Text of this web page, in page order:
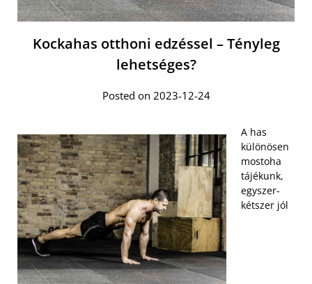
Kockahas otthoni edzéssel – Tényleg
lehetséges?
Posted on 2023-12-24
A has
különösen
mostoha
tájékunk,
egyszer-
kétszer jól